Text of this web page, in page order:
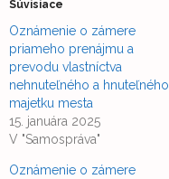
Súvisiace
Oznámenie o zámere
priameho prenájmu a
prevodu vlastníctva
nehnuteľného a hnuteľného
majetku mesta
15. januára 2025
V "Samospráva"
Oznámenie o zámere